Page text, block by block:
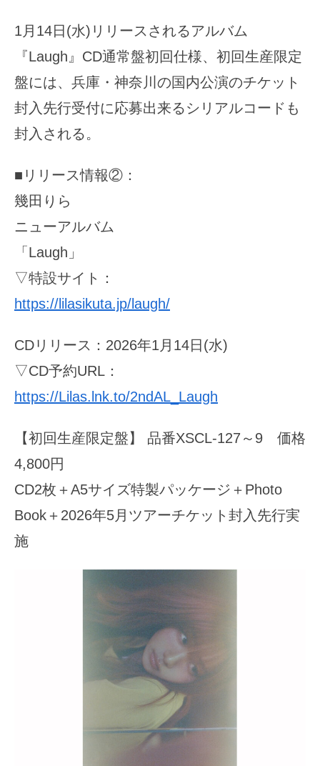
1月14日(水)リリースされるアルバム
『Laugh』CD通常盤初回仕様、初回生産限定
盤には、兵庫・神奈川の国内公演のチケット
封入先行受付に応募出来るシリアルコードも
封入される。
■リリース情報②：
幾田りら
ニューアルバム
「Laugh」
▽特設サイト：
https://lilasikuta.jp/laugh/
CDリリース：2026年1月14日(水)
▽CD予約URL：
https://Lilas.lnk.to/2ndAL_Laugh
【初回生産限定盤】 品番XSCL-127～9 価格
4,800円
CD2枚＋A5サイズ特製パッケージ＋Photo
Book＋2026年5月ツアーチケット封入先行実
施